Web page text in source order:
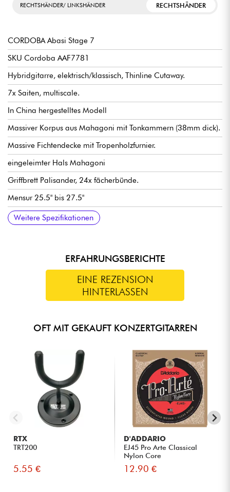
RECHTSHÄNDER/ LINKSHÄNDER RECHTSHÄNDER
CORDOBA Abasi Stage 7
SKU Cordoba AAF7781
Hybridgitarre, elektrisch/klassisch, Thinline Cutaway.
7x Saiten, multiscale.
In China hergestelltes Modell
Massiver Korpus aus Mahagoni mit Tonkammern (38mm dick).
Massive Fichtendecke mit Tropenholzfurnier.
eingeleimter Hals Mahagoni
Griffbrett Palisander, 24x fächerbünde.
Mensur 25.5" bis 27.5"
Hybrid-Radius 16" / 24"
Breite Hals 1. Bund 54 mm
Halsdicke 1. Bund 21 mm
Halsdicke 9. Bund 24.5 mm
Fishman Stage System Vorverstärker mit zwei Quellen,
Lautstärke, EQ und Piezo-Mischer / Tonabnehmer.
Cordoba stimmmechaniken klassischer Typ.
Knochensättel
Hochglanz-Finish
Verkauft mit Córdoba Abasi Premium gigbag
Weitere Spezifikationen
ERFAHRUNGSBERICHTE
EINE REZENSION
HINTERLASSEN
OFT MIT GEKAUFT KONZERTGITARREN
RTX
TRT200
5.55 €
D'ADDARIO
EJ45 Pro Arte Classical
Nylon Core
12.90 €